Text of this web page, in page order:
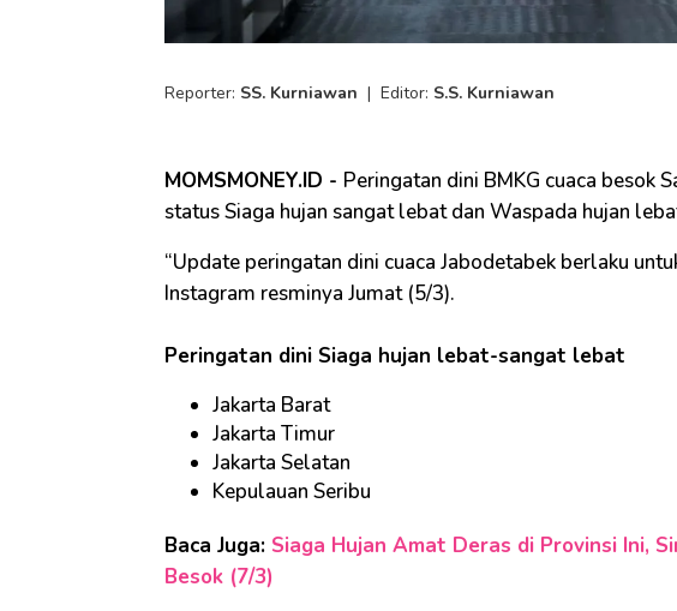
Reporter: SS. Kurniawan | Editor: S.S. Kurniawan
MOMSMONEY.ID - Peringatan dini BMKG cuaca besok
status Siaga hujan sangat lebat dan Waspada hujan
“Update peringatan dini cuaca Jabodetabek berlaku
Instagram resminya Jumat (5/3).
Peringatan dini Siaga hujan lebat-sangat lebat
Jakarta Barat
Jakarta Timur
Jakarta Selatan
Kepulauan Seribu
Baca Juga: Siaga Hujan Amat Deras di Provinsi Ini,
Besok (7/3)